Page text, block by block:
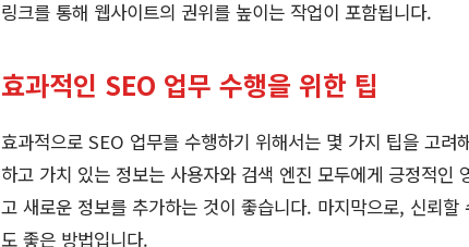
링크를 통해 웹사이트의 권위를 높이는 작업이 포함됩니다.
효과적인 SEO 업무 수행을 위한 팁
효과적으로 SEO 업무를 수행하기 위해서는 몇 가지 팁을 고
하고 가치 있는 정보는 사용자와 검색 엔진 모두에게 긍정적
고 새로운 정보를 추가하는 것이 좋습니다. 마지막으로, 신뢰할
도 좋은 방법입니다.